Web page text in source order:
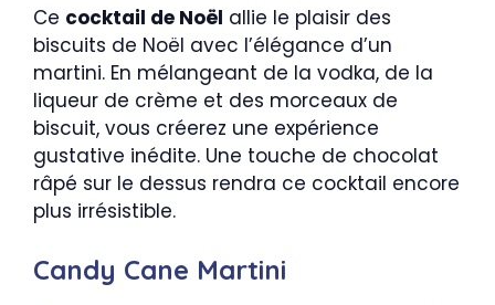
Ce cocktail de Noël allie le plaisir des
biscuits de Noël avec l’élégance d’un
martini. En mélangeant de la vodka, de la
liqueur de crème et des morceaux de
biscuit, vous créerez une expérience
gustative inédite. Une touche de chocolat
râpé sur le dessus rendra ce cocktail encore
plus irrésistible.
Candy Cane Martini